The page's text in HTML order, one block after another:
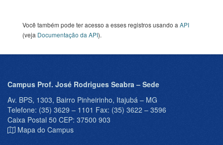
Você também pode ter acesso a esses registros usando a API
(veja Documentação da API).
Campus Prof. José Rodrigues Seabra – Sede
Av. BPS, 1303, Bairro Pinheirinho, Itajubá – MG
Telefone: (35) 3629 – 1101 Fax: (35) 3622 – 3596
Caixa Postal 50 CEP: 37500 903
Mapa do Campus